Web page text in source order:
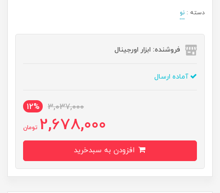
دسته : نو
فروشنده: ابزار اورجینال
آماده ارسال
3,037,000
12%
2,678,000 تومان